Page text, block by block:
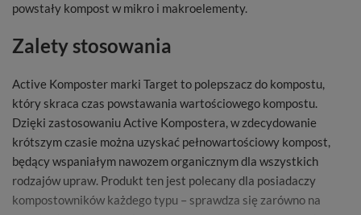
powstały kompost w mikro i makroelementy.
Zalety stosowania
Active Komposter marki Target to polepszacz do kompostu,
który skraca czas powstawania wartościowego kompostu.
Dzięki zastosowaniu Active Kompostera, w zdecydowanie
krótszym czasie można uzyskać pełnowartościowy kompost,
będący wspaniałym nawozem organicznym dla wszystkich
rodzajów upraw. Produkt ten jest polecany dla posiadaczy
kompostowników każdego typu – sprawdza się zarówno na